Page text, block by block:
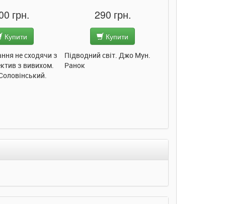
грн.
Купити
не сходячи з
з вивихом.
290 грн.
Купити
Підводний світ. Джо Мун.
Ранок